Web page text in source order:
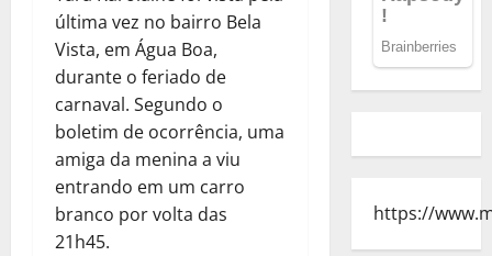
última vez no bairro Bela
Vista, em Água Boa,
durante o feriado de
carnaval. Segundo o
boletim de ocorrência, uma
amiga da menina a viu
entrando em um carro
branco por volta das
21h45.
https://